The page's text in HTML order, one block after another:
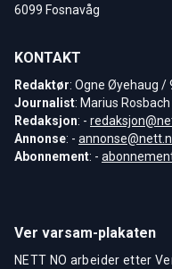
6099 Fosnavåg
KONTAKT
Redaktør: Ogne Øyehaug /
Journalist: Marius
Redaksjon: -
Annonse: -
Abonnement: -
Ver varsam-plakaten
NETT NO arbeider etter